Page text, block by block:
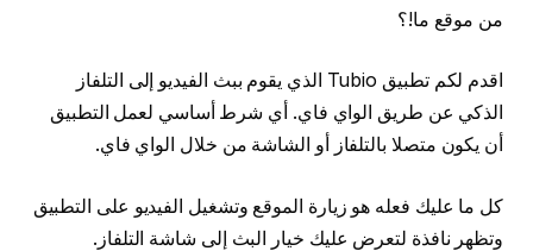
من موقع ما!؟
اقدم لكم تطبيق Tubio الذي يقوم ببث الفيديو إلى التلفاز
الذكي عن طريق الواي فاي. أي شرط أساسي لعمل التطبيق
أن يكون متصلا بالتلفاز أو الشاشة من خلال الواي فاي.
كل ما عليك فعله هو زيارة الموقع وتشغيل الفيديو على التطبيق
وتظهر نافذة لتعرض عليك خيار البث إلى شاشة التلفاز.